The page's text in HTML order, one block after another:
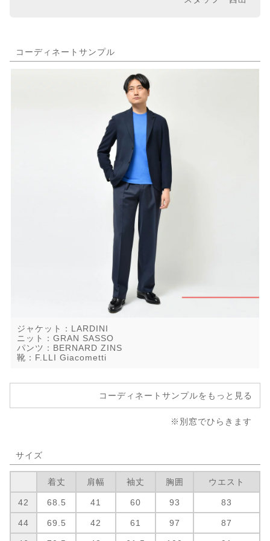
コーディネートサンプル
ジャケット：LARDINI
ニット：GRAN SASSO
パンツ：BERNARD ZINS
靴：F.LLI Giacometti
コーディネートサンプルをもっと見る
※別窓でひらきます
サイズ
着丈 肩幅 袖丈 胸囲 ウエスト
42 68.5 41 60 93 83
44 69.5 42 61 97 87